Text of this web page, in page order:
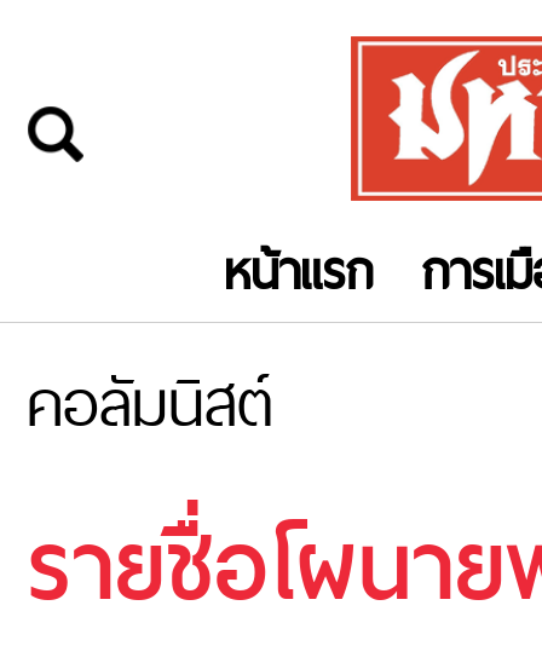
หน้าแรก การเ
คอลัมนิสต์
รายชื่อโผนาย